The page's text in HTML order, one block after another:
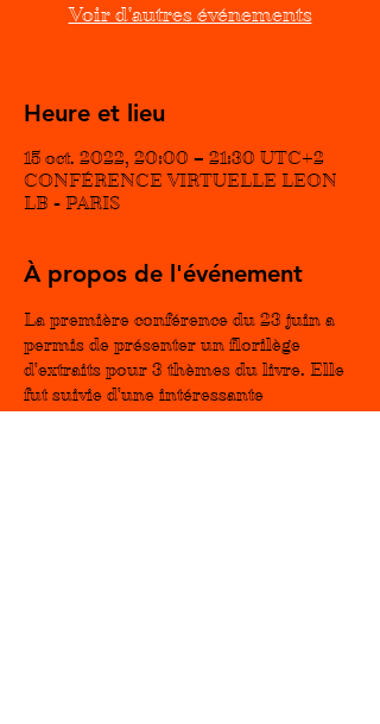
Voir d'autres événements
Heure et lieu
15 oct. 2022, 20:00 – 21:30 UTC+2
CONFÉRENCE VIRTUELLE LEON
LB - PARIS
À propos de l'événement
La première conférence du 23 juin a
permis de présenter un florilège
d'extraits pour 3 thèmes du livre. Elle
fut suivie d'une intéressante